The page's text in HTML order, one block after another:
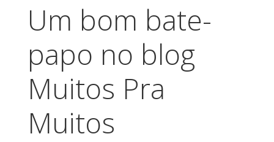
Um bom bate-
papo no blog
Muitos Pra
Muitos